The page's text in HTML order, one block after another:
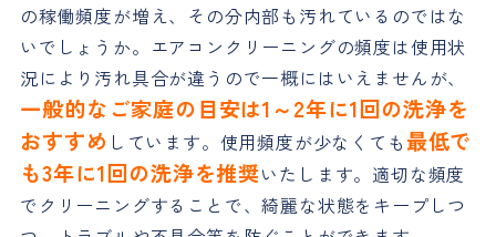
の稼働頻度が増え、その分内部も汚れているのではな
いでしょうか。エアコンクリーニングの頻度は使用状
況により汚れ具合が違うので一概にはいえませんが、
一般的なご家庭の目安は1～2年に1回の洗浄を
おすすめ しています。使用頻度が少なくても最低で
も3年に1回の洗浄を推奨いたします。適切な頻度
でクリーニングすることで、綺麗な状態をキープしつ